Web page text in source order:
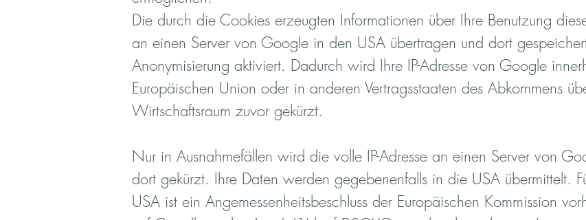
Die durch die Cookies erzeugten Informationen über Ihre Benutzung
an einen Server von Google in den USA übertragen und dort
Anonymisierung aktiviert. Dadurch wird Ihre IP-Adresse von Google
Europäischen Union oder in anderen Vertragsstaaten des Abkommens
Wirtschaftsraum zuvor gekürzt.
Nur in Ausnahmefällen wird die volle IP-Adresse an einen Server von
dort gekürzt. Ihre Daten werden gegebenenfalls in die USA übermittelt.
USA ist ein Angemessenheitsbeschluss der Europäischen Kommission